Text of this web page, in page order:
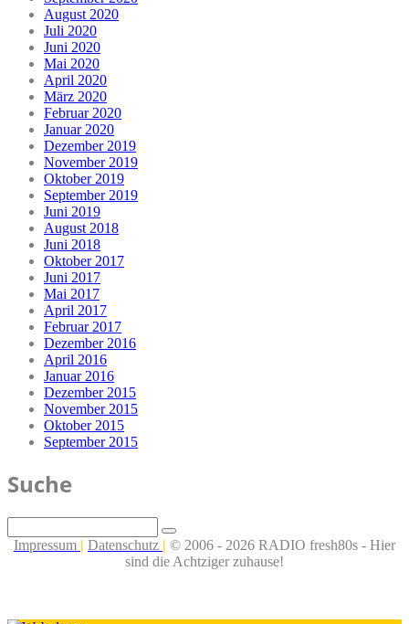
August 2020
Juli 2020
Juni 2020
Mai 2020
April 2020
März 2020
Februar 2020
Januar 2020
Dezember 2019
November 2019
Oktober 2019
September 2019
Juni 2019
August 2018
Juni 2018
Oktober 2017
Juni 2017
Mai 2017
April 2017
Februar 2017
Dezember 2016
April 2016
Januar 2016
Dezember 2015
November 2015
Oktober 2015
September 2015
Suche
Impressum | Datenschutz | © 2006 - 2026 RADIO fresh80s - Hier
sind die Achtziger zuhause!